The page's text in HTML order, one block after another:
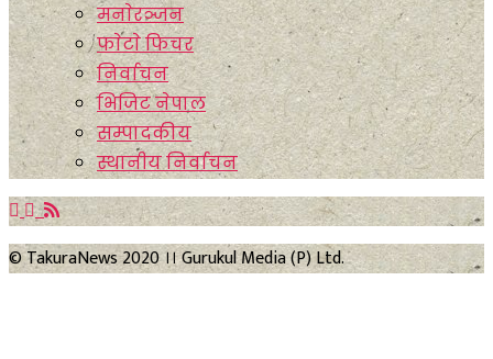
मनाेरञ्जन
फाेटाे फिचर
निर्वाचन
भिजिट नेपाल
सम्पादकीय
स्थानीय निर्वाचन
© TakuraNews 2020 ।। Gurukul Media (P) Ltd.